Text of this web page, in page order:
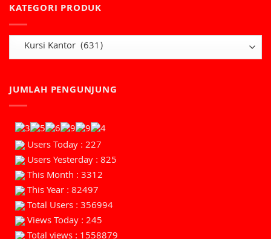
KATEGORI PRODUK
JUMLAH PENGUNJUNG
Users Today : 227
Users Yesterday : 825
This Month : 3312
This Year : 82497
Total Users : 356994
Views Today : 245